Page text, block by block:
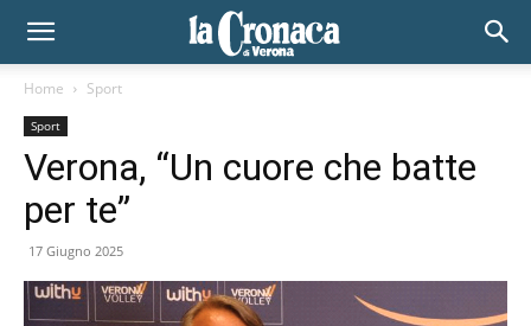
Home Sport
Sport
Verona, “Un cuore che batte
per te”
17 Giugno 2025